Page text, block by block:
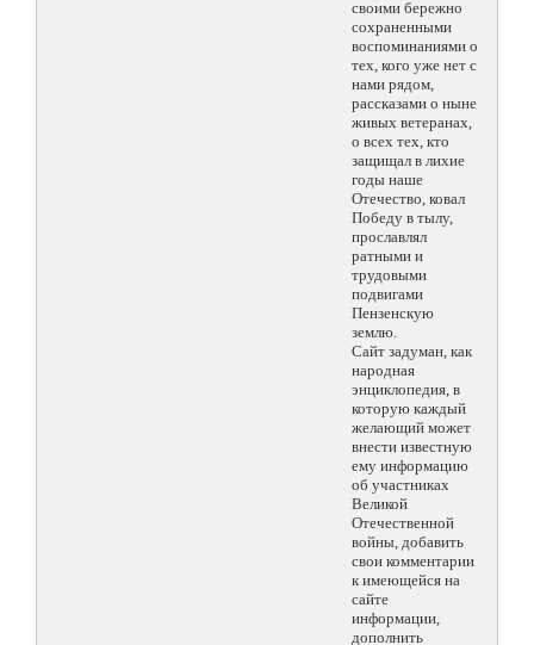
своими бережно
сохраненными
воспоминаниями о
тех, кого уже нет с
нами рядом,
рассказами о ныне
живых ветеранах,
о всех тех, кто
защищал в лихие
годы наше
Отечество, ковал
Победу в тылу,
прославлял
ратными и
трудовыми
подвигами
Пензенскую
землю.
Сайт задуман, как
народная
энциклопедия, в
которую каждый
желающий может
внести известную
ему информацию
об участниках
Великой
Отечественной
войны, добавить
свои комментарии
к имеющейся на
сайте
информации,
дополнить